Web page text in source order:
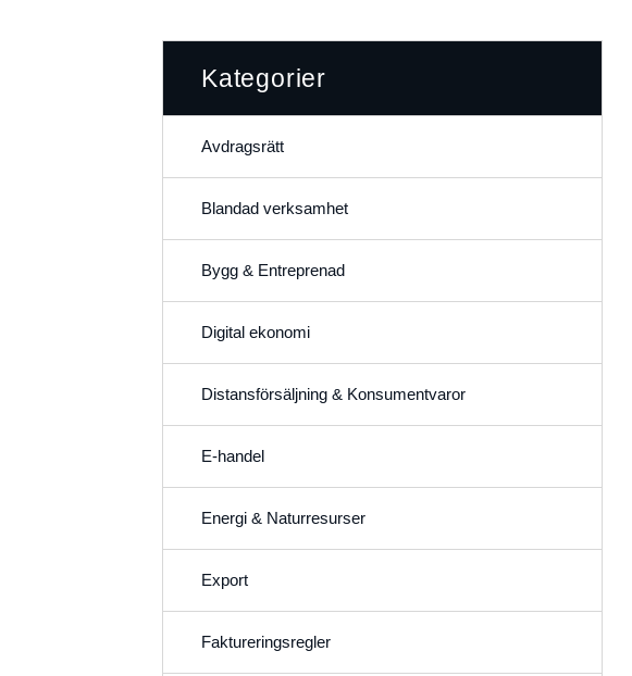
Kategorier
Avdragsrätt
Blandad verksamhet
Bygg & Entreprenad
Digital ekonomi
Distansförsäljning & Konsumentvaror
E-handel
Energi & Naturresurser
Export
Faktureringsregler